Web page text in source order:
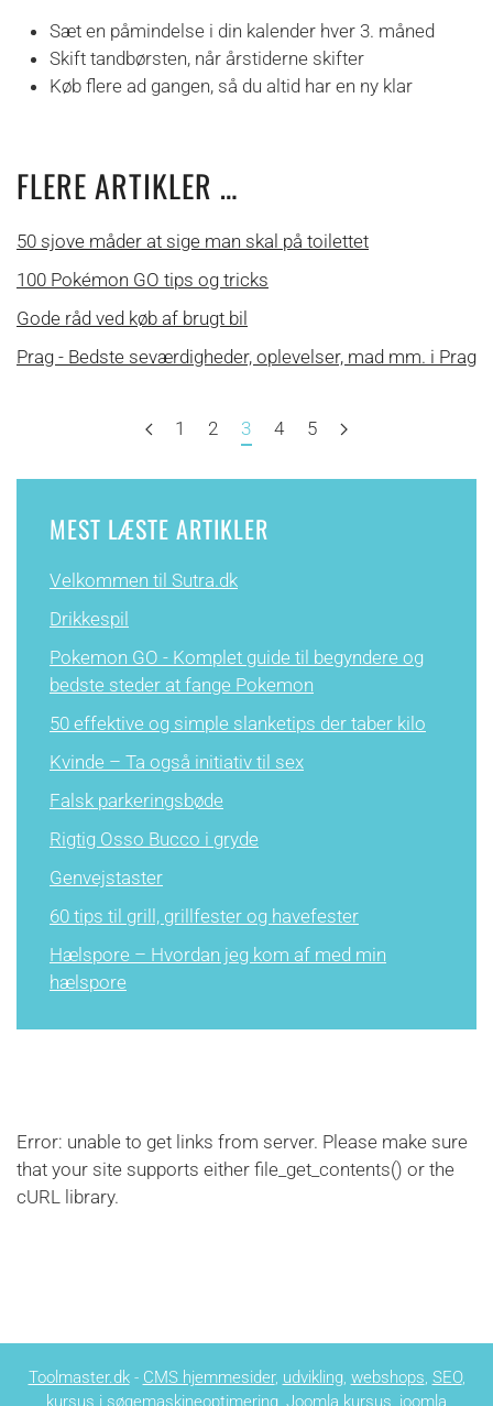
Sæt en påmindelse i din kalender hver 3. måned
Skift tandbørsten, når årstiderne skifter
Køb flere ad gangen, så du altid har en ny klar
FLERE ARTIKLER …
50 sjove måder at sige man skal på toilettet
100 Pokémon GO tips og tricks
Gode råd ved køb af brugt bil
Prag - Bedste seværdigheder, oplevelser, mad mm. i Prag
1 2 3 4 5
MEST LÆSTE ARTIKLER
Velkommen til Sutra.dk
Drikkespil
Pokemon GO - Komplet guide til begyndere og
bedste steder at fange Pokemon
50 effektive og simple slanketips der taber kilo
Kvinde – Ta også initiativ til sex
Falsk parkeringsbøde
Rigtig Osso Bucco i gryde
Genvejstaster
60 tips til grill, grillfester og havefester
Hælspore – Hvordan jeg kom af med min
hælspore
Error: unable to get links from server. Please make sure
that your site supports either file_get_contents() or the
cURL library.
Toolmaster.dk- CMS hjemmesider, udvikling, webshops, SEO,
kursus i søgemaskineoptimering Joomla kursus joomla